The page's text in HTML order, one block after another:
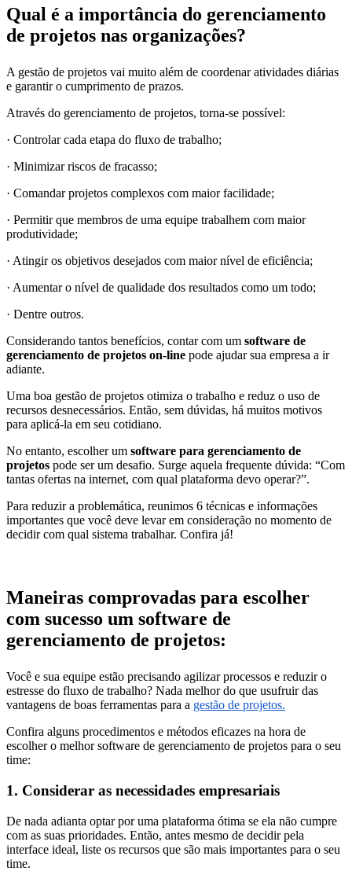
Qual é a importância do gerenciamento
de projetos nas organizações?
A gestão de projetos vai muito além de coordenar atividades diárias
e garantir o cumprimento de prazos.
Através do gerenciamento de projetos, torna-se possível:
· Controlar cada etapa do fluxo de trabalho;
· Minimizar riscos de fracasso;
· Comandar projetos complexos com maior facilidade;
· Permitir que membros de uma equipe trabalhem com maior
produtividade;
· Atingir os objetivos desejados com maior nível de eficiência;
· Aumentar o nível de qualidade dos resultados como um todo;
· Dentre outros.
Considerando tantos benefícios, contar com um software de
gerenciamento de projetos on-line pode ajudar sua empresa a ir
adiante.
Uma boa gestão de projetos otimiza o trabalho e reduz o uso de
recursos desnecessários. Então, sem dúvidas, há muitos motivos
para aplicá-la em seu cotidiano.
No entanto, escolher um software para gerenciamento de
projetos pode ser um desafio. Surge aquela frequente dúvida: “Com
tantas ofertas na internet, com qual plataforma devo operar?”.
Para reduzir a problemática, reunimos 6 técnicas e informações
importantes que você deve levar em consideração no momento de
decidir com qual sistema trabalhar. Confira já!
Maneiras comprovadas para escolher
com sucesso um software de
gerenciamento de projetos:
Você e sua equipe estão precisando agilizar processos e reduzir o
estresse do fluxo de trabalho? Nada melhor do que usufruir das
vantagens de boas ferramentas para a gestão de projetos.
Confira alguns procedimentos e métodos eficazes na hora de
escolher o melhor software de gerenciamento de projetos para o seu
time:
1. Considerar as necessidades empresariais
De nada adianta optar por uma plataforma ótima se ela não cumpre
com as suas prioridades. Então, antes mesmo de decidir pela
interface ideal, liste os recursos que são mais importantes para o seu
time.